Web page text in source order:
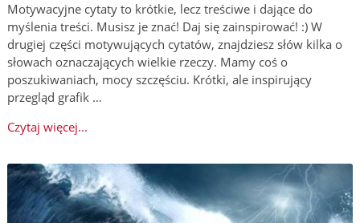
Motywacyjne cytaty to krótkie, lecz treściwe i dające do
myślenia treści. Musisz je znać! Daj się zainspirować! :) W
drugiej części motywujących cytatów, znajdziesz słów kilka o
słowach oznaczających wielkie rzeczy. Mamy coś o
poszukiwaniach, mocy szczęściu. Krótki, ale inspirujący
przegląd grafik …
Czytaj więcej...